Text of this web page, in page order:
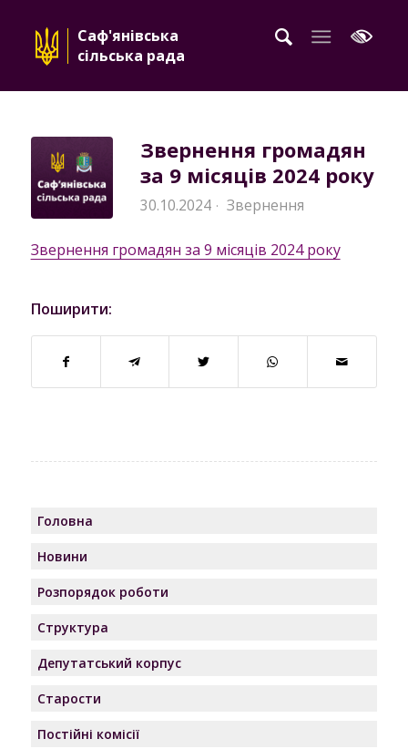
Саф'янівська
сільська рада
Звернення громадян
за 9 місяців 2024 року
30.10.2024 · Звернення
Звернення громадян за 9 місяців 2024 року
Поширити:
Головна
Новини
Розпорядок роботи
Структура
Депутатський корпус
Старости
Постійні комісії